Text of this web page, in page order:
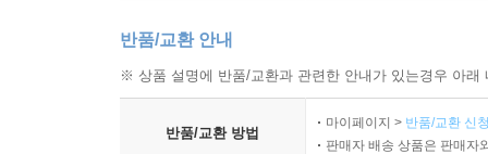
반품/교환 안내
※ 상품 설명에 반품/교환과 관련한 안내가 있는경우 아
반품/교환 방법
마이페이지 > 반품/교환 신
판매자 배송 상품은 판매자